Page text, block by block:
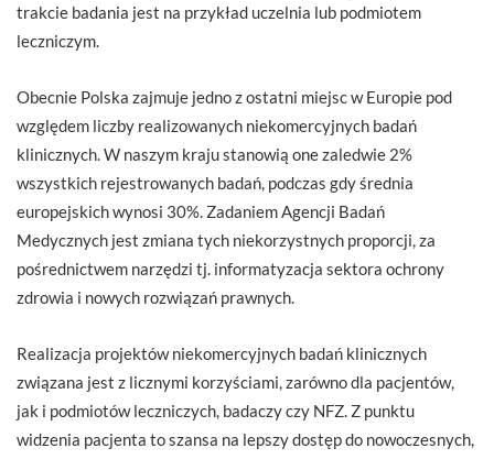
trakcie badania jest na przykład uczelnia lub podmiotem
leczniczym.
Obecnie Polska zajmuje jedno z ostatni miejsc w Europie pod
względem liczby realizowanych niekomercyjnych badań
klinicznych. W naszym kraju stanowią one zaledwie 2%
wszystkich rejestrowanych badań, podczas gdy średnia
europejskich wynosi 30%. Zadaniem Agencji Badań
Medycznych jest zmiana tych niekorzystnych proporcji, za
pośrednictwem narzędzi tj. informatyzacja sektora ochrony
zdrowia i nowych rozwiązań prawnych.
Realizacja projektów niekomercyjnych badań klinicznych
związana jest z licznymi korzyściami, zarówno dla pacjentów,
jak i podmiotów leczniczych, badaczy czy NFZ. Z punktu
widzenia pacjenta to szansa na lepszy dostęp do nowoczesnych,